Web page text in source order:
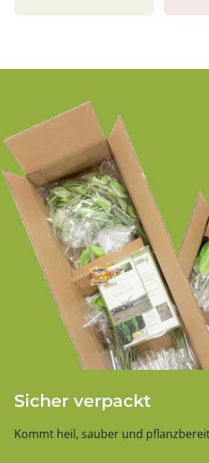
Sicher verpackt
Kommt heil, sauber und